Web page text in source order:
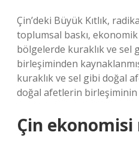
Çin’deki Büyük Kıtlık,
toplumsal baskı,
bölgelerde kuraklık ve sel
birleşiminden
kuraklık ve sel gibi doğal
doğal afetlerin birleşiminin
Çin ekonomisi